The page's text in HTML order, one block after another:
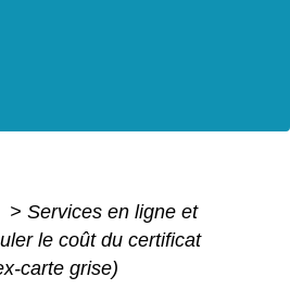
> Services en ligne et
le coût du certificat
carte grise)